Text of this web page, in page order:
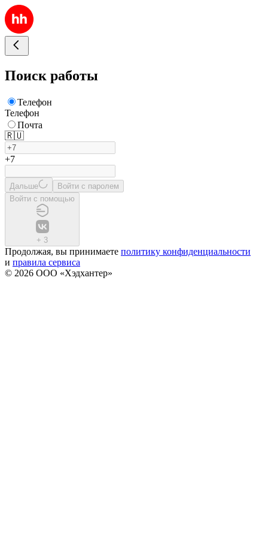
Поиск работы
Телефон
Телефон
Почта
🇷🇺
+7
Дальше
Войти с паролем
Войти с помощью
+ 3
Продолжая, вы принимаете политику конфиденциальности
и правила сервиса
© 2026 ООО «Хэдхантер»